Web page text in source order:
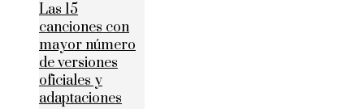
Las 15
canciones con
mayor número
de versiones
oficiales y
adaptaciones